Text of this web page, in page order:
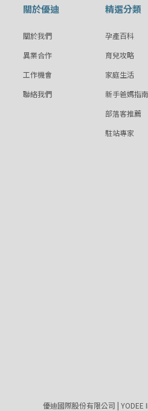
關於優迪
關於我們
異業合作
工作機會
聯絡我們
精選分類
孕產百科
育兒攻略
家庭生活
新手爸媽指南
部落客推薦
駐站專家
優迪國際股份有限公司 | YODEE